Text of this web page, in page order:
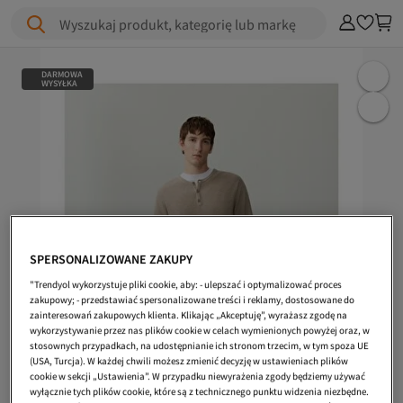
Wyszukaj produkt, kategorię lub markę
DARMOWA
WYSYŁKA
SPERSONALIZOWANE ZAKUPY
"Trendyol wykorzystuje pliki cookie, aby: - ulepszać i optymalizować proces
zakupowy; - przedstawiać spersonalizowane treści i reklamy, dostosowane do
zainteresowań zakupowych klienta. Klikając „Akceptuję”, wyrażasz zgodę na
wykorzystywanie przez nas plików cookie w celach wymienionych powyżej oraz, w
stosownych przypadkach, na udostępnianie ich stronom trzecim, w tym spoza UE
(USA, Turcja). W każdej chwili możesz zmienić decyzję w ustawieniach plików
cookie w sekcji „Ustawienia”. W przypadku niewyrażenia zgody będziemy używać
wyłącznie tych plików cookie, które są z technicznego punktu widzenia niezbędne.